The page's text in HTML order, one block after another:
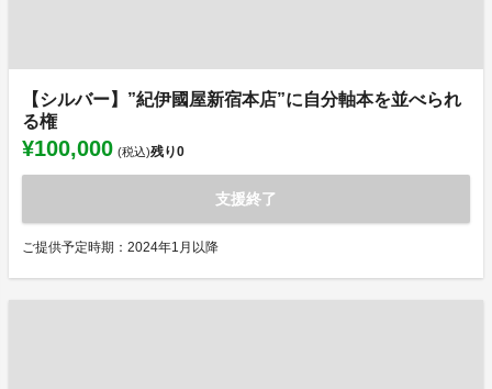
【シルバー】”紀伊國屋新宿本店”に自分軸本を並べられ
る権
¥100,000 (税込)残り0
支援終了
ご提供予定時期：2024年1月以降